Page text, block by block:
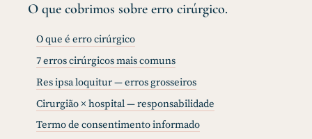
O que cobrimos sobre erro cirúrgico.
O que é erro cirúrgico
7 erros cirúrgicos mais comuns
Res ipsa loquitur — erros grosseiros
Cirurgião × hospital — responsabilidade
Termo de consentimento informado